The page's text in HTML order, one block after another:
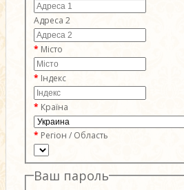
Адреса 2
Місто
Індекс
Країна
Регіон / Область
Ваш пароль